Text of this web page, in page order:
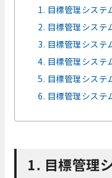
1. 目標管理システ
2. 目標管理システ
3. 目標管理システ
4. 目標管理システ
5. 目標管理システ
6. 目標管理システ
1. 目標管理